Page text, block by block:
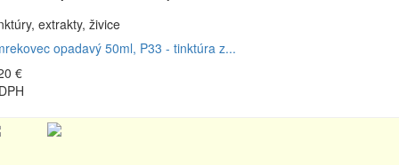
extrakty, živice
opadavý 50ml, P33 - tinktúra z...
€